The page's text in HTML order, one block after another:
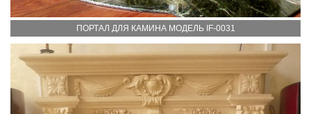
ПОРТАЛ ДЛЯ КАМИНА МОДЕЛЬ IF-0031